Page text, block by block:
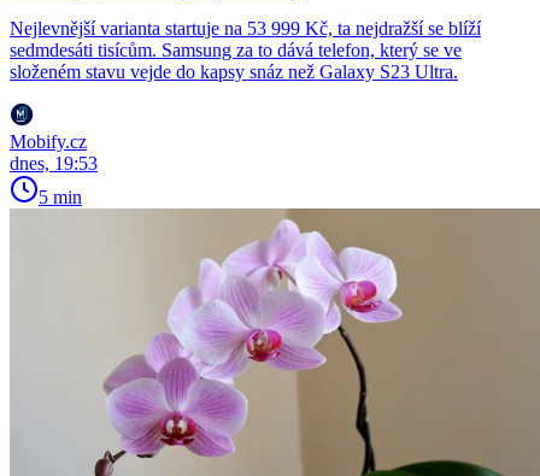
Nejlevnější varianta startuje na 53 999 Kč, ta nejdražší se blíží
sedmdesáti tisícům. Samsung za to dává telefon, který se ve
složeném stavu vejde do kapsy snáz než Galaxy S23 Ultra.
Mobify.cz
dnes, 19:53
5 min